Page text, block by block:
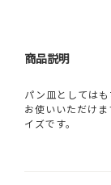
商品説明
パン皿としては
お使いいただけ
イズです。